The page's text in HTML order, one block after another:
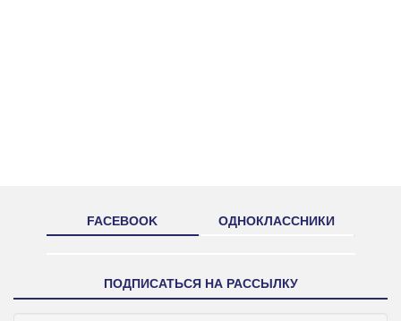
FACEBOOK ОДНОКЛАССНИКИ
ПОДПИСАТЬСЯ НА РАССЫЛКУ